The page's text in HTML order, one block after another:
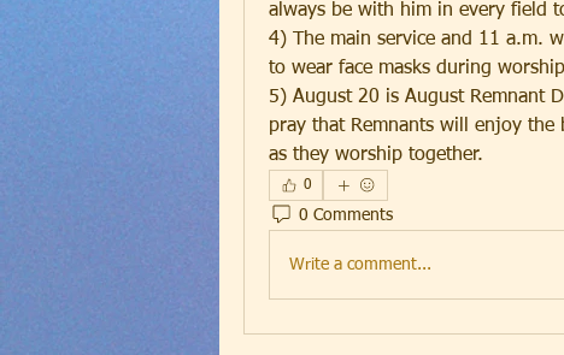
always be with him in every field
4) The main service and 11 a.m.
to wear face masks during
5) August 20 is August Remnant
pray that Remnants will enjoy the
as they worship together.
0
0 Comments
Write a comment...